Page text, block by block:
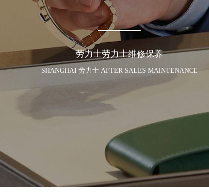
劳力士劳力士维修保养
SHANGHAI 劳力士 AFTER SALES MAINTENANCE